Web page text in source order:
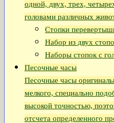
одной, двух, трех,
головами различных
Стопки
Набор из двух
Наборы стопок с
Песочные часы
Песочные часы
мелкого, специально
высокой точностью,
отсчета определенного